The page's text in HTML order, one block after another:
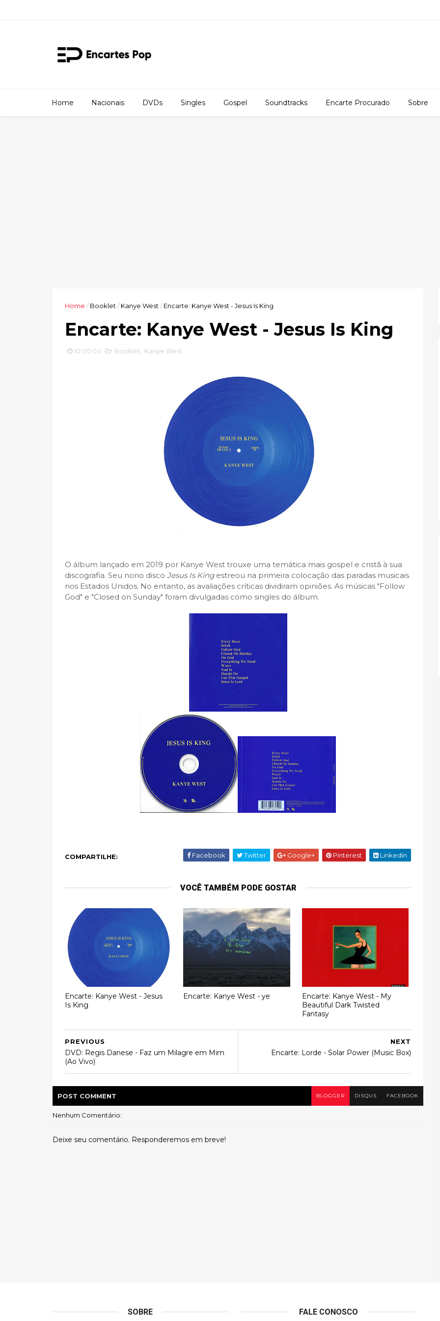
Home Nacionais DVDs Singles Gospel Soundtracks Encarte Procurado Sobre
Home / Booklet / Kanye West / Encarte: Kanye West - Jesus Is King
Encarte: Kanye West - Jesus Is King
10:00:00 Booklet Kanye West
O álbum lançado em 2019 por Kanye West trouxe uma temática mais gospel e cristã à sua
discografia. Seu nono disco Jesus Is Kingestreou na primeira colocação das paradas musicais
nos Estados Unidos. No entanto, as avaliações críticas dividiram opiniões. As músicas "Follow
God" e "Closed on Sunday" foram divulgadas como singles do álbum.
COMPARTILHE: Facebook Twitter Google+ Pinterest Linkedin
VOCÊ TAMBÉM PODE GOSTAR
Encarte: Kanye West - Jesus
Is King
Encarte: Kanye West - ye
Encarte: Kanye West ‎- My
Beautiful Dark Twisted
Fantasy
NEXT
Encarte: Lorde - Solar Power (Music Box)
PREVIOUS
DVD: Regis Danese - Faz um Milagre em Mim
(Ao Vivo)
POST COMMENT BLOGGER DISQUS FACEBOOK
Nenhum Comentário:
Deixe seu comentário. Responderemos em breve!
SOBRE FALE CONOSCO